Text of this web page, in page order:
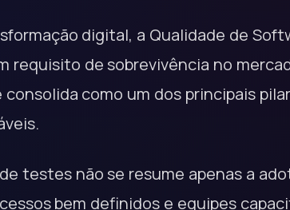
digital, a Qualidade de
requisito de sobrevivência no
como um dos principais
testes não se resume apenas a
bem definidos e equipes